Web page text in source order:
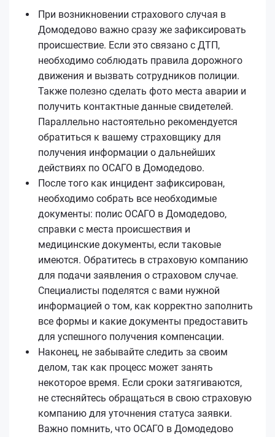
При возникновении страхового случая в
Домодедово важно сразу же зафиксировать
происшествие. Если это связано с ДТП,
необходимо соблюдать правила дорожного
движения и вызвать сотрудников полиции.
Также полезно сделать фото места аварии и
получить контактные данные свидетелей.
Параллельно настоятельно рекомендуется
обратиться к вашему страховщику для
получения информации о дальнейших
действиях по ОСАГО в Домодедово.
После того как инцидент зафиксирован,
необходимо собрать все необходимые
документы: полис ОСАГО в Домодедово,
справки с места происшествия и
медицинские документы, если таковые
имеются. Обратитесь в страховую компанию
для подачи заявления о страховом случае.
Специалисты поделятся с вами нужной
информацией о том, как корректно заполнить
все формы и какие документы предоставить
для успешного получения компенсации.
Наконец, не забывайте следить за своим
делом, так как процесс может занять
некоторое время. Если сроки затягиваются,
не стесняйтесь обращаться в свою страховую
компанию для уточнения статуса заявки.
Важно помнить, что ОСАГО в Домодедово